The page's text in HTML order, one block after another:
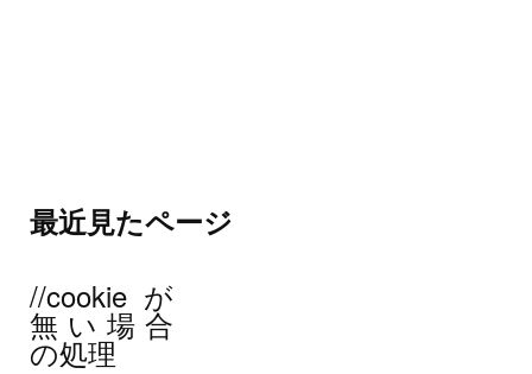
最近見たページ
//cookieが
無い場合
の処理